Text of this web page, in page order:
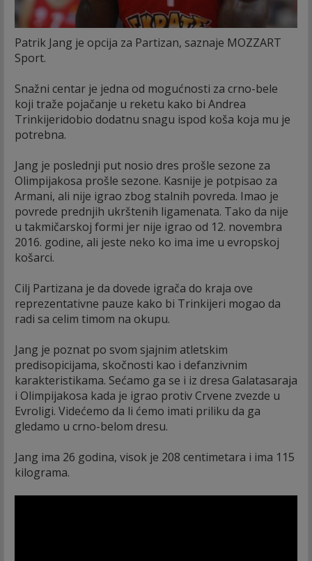
Patrik Jang je opcija za Partizan, saznaje MOZZART
Sport.
Snažni centar je jedna od mogućnosti za crno-bele
koji traže pojačanje u reketu kako bi Andrea
Trinkijeridobio dodatnu snagu ispod koša koja mu je
potrebna.
Jang je poslednji put nosio dres prošle sezone za
Olimpijakosa prošle sezone. Kasnije je potpisao za
Armani, ali nije igrao zbog stalnih povreda. Imao je
povrede prednjih ukrštenih ligamenata. Tako da nije
u takmičarskoj formi jer nije igrao od 12. novembra
2016. godine, ali jeste neko ko ima ime u evropskoj
košarci.
Cilj Partizana je da dovede igrača do kraja ove
reprezentativne pauze kako bi Trinkijeri mogao da
radi sa celim timom na okupu.
Jang je poznat po svom sjajnim atletskim
predisopicijama, skočnosti kao i defanzivnim
karakteristikama. Sećamo ga se i iz dresa Galatasaraja
i Olimpijakosa kada je igrao protiv Crvene zvezde u
Evroligi. Videćemo da li ćemo imati priliku da ga
gledamo u crno-belom dresu.
Jang ima 26 godina, visok je 208 centimetara i ima 115
kilograma.